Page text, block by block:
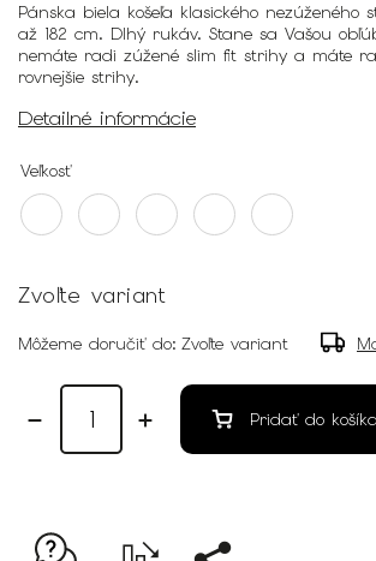
Pánska biela košeľa klasického nezúženého
až 182 cm. Dlhý rukáv. Stane sa Vašou
nemáte radi zúžené slim fit strihy a máte
rovnejšie strihy.
Detailné informácie
Veľkosť
Zvoľte variant
Môžeme doručiť do: Zvoľte variant
Pridať do košíka